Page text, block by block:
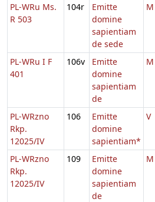
PL-WRu Ms.
R 503
104r
Emitte
domine
sapientiam
de sede
M
PL-WRu I F
401
106v
Emitte
domine
sapientiam
de
M
PL-WRzno
Rkp.
12025/IV
106
Emitte
domine
sapientiam*
V
PL-WRzno
Rkp.
12025/IV
109
Emitte
domine
sapientiam
de
M